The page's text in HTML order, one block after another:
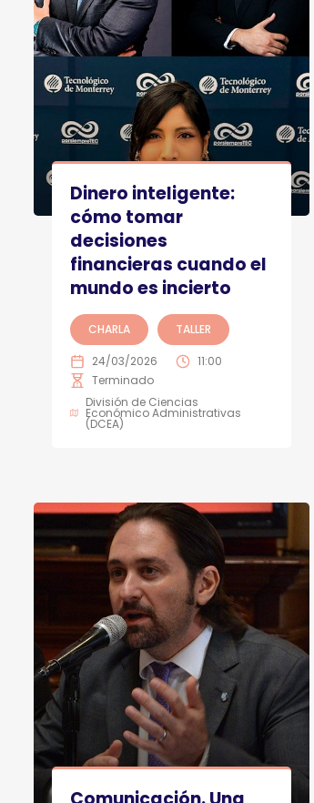
Dinero inteligente:
cómo tomar
decisiones
financieras cuando el
mundo es incierto
CHARLA TALLER
24/03/2026
11:00
Terminado
División de Ciencias
Económico Administrativas
(DCEA)